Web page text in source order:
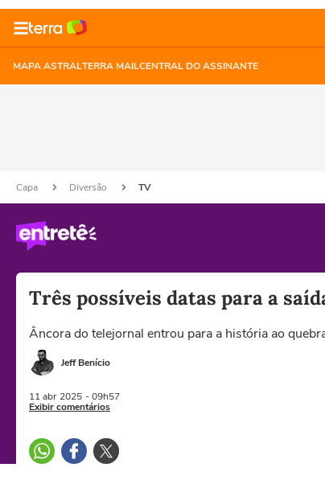
MAPA ASTRALTERRA MAILCENTRAL DO ASSINANTE
Capa Diversão TV
Três possíveis datas para a
Âncora do telejornal entrou para a história ao
Jeff Benício
11 abr 2025 - 09h57
Exibir comentários